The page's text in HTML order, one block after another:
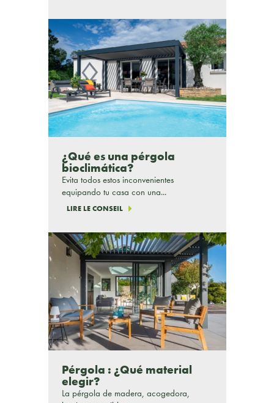
¿Qué es una pérgola
bioclimática?
Evita todos estos inconvenientes
equipando tu casa con una...
LIRE LE CONSEIL
Pérgola : ¿Qué material
elegir?
La pérgola de madera, acogedora,